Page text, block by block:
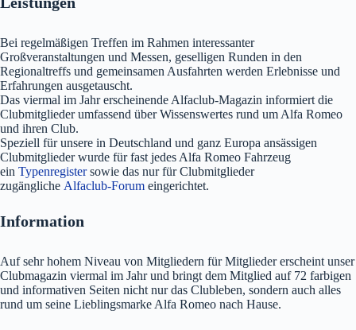
Bei regelmäßigen Treffen im Rahmen interessanter
Großveranstaltungen und Messen, geselligen Runden in den
Regionaltreffs und gemeinsamen Ausfahrten werden Erlebnisse und
Erfahrungen ausgetauscht.
Das viermal im Jahr erscheinende Alfaclub-Magazin informiert die
Clubmitglieder umfassend über Wissenswertes rund um Alfa Romeo
und ihren Club.
Speziell für unsere in Deutschland und ganz Europa ansässigen
Clubmitglieder wurde für fast jedes Alfa Romeo Fahrzeug
ein Typenregistersowie das nur für Clubmitglieder
zugängliche Alfaclub-Forum eingerichtet.
Information
Auf sehr hohem Niveau von Mitgliedern für Mitglieder erscheint unser
Clubmagazin viermal im Jahr und bringt dem Mitglied auf 72 farbigen
und informativen Seiten nicht nur das Clubleben, sondern auch alles
rund um seine Lieblingsmarke Alfa Romeo nach Hause.